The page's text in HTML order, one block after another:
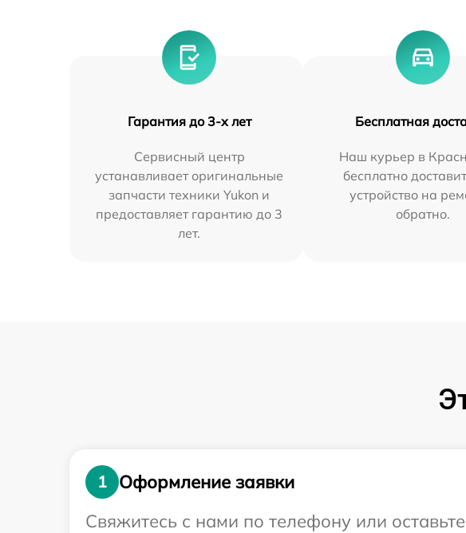
Гарантия до 3-х лет
Сервисный центр
устанавливает оригинальные
запчасти техники Yukon и
предоставляет гарантию до 3
лет.
Бесплатная
Наш курьер в
бесплатно
устройство на
обратно.
1
Оформление заявки
Свяжитесь с нами по телефону или